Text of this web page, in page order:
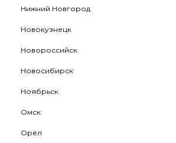
Нижний Новгород
Новокузнецк
Новороссийск
Новосибирск
Ноябрьск
Омск
Орёл